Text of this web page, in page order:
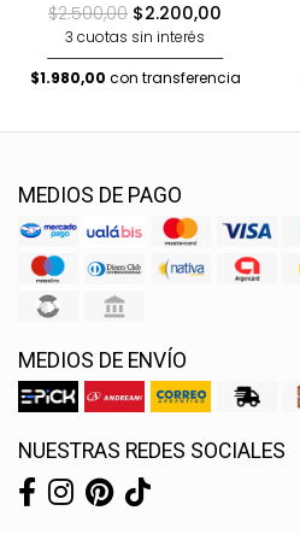
$2.500,00 $2.200,00
3 cuotas sin interés
$1.980,00 con transferencia
MEDIOS DE PAGO
MEDIOS DE ENVÍO
NUESTRAS REDES SOCIALES